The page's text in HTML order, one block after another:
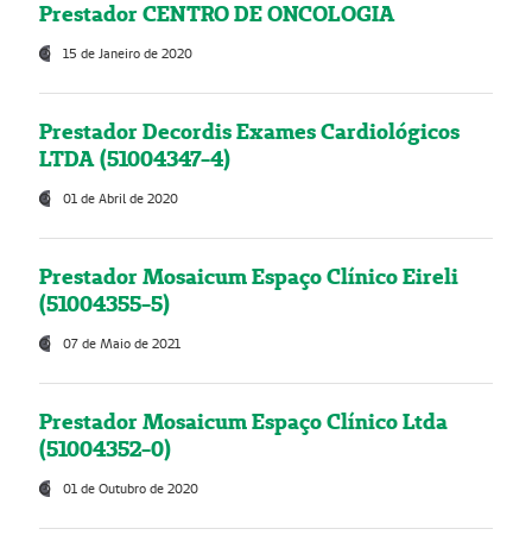
Prestador CENTRO DE ONCOLOGIA
15 de Janeiro de 2020
Prestador Decordis Exames Cardiológicos
LTDA (51004347-4)
01 de Abril de 2020
Prestador Mosaicum Espaço Clínico Eireli
(51004355-5)
07 de Maio de 2021
Prestador Mosaicum Espaço Clínico Ltda
(51004352-0)
01 de Outubro de 2020